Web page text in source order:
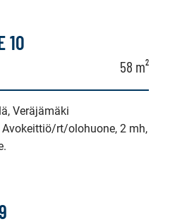
10
58 m²
Veräjämäki
rt/olohuone, 2 mh,